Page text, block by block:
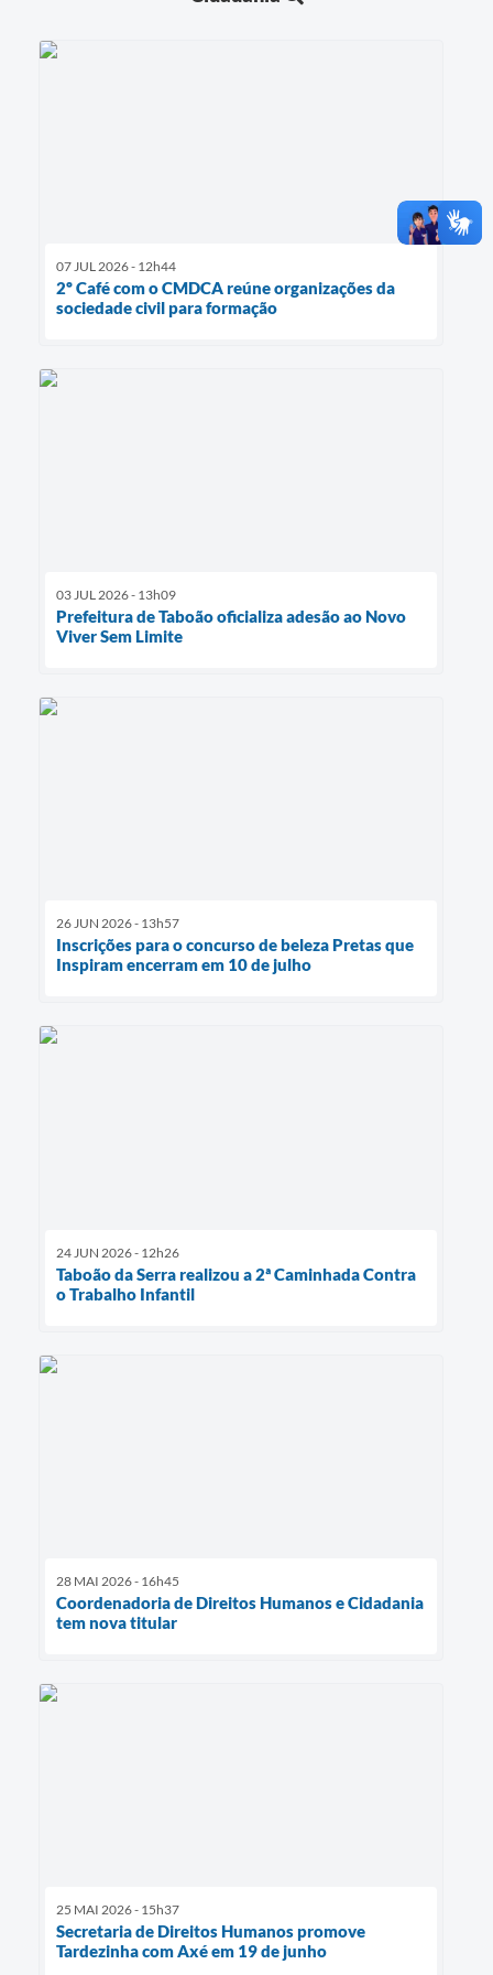
07 JUL 2026 - 12h44
2º Café com o CMDCA reúne organizações da
sociedade civil para formação
03 JUL 2026 - 13h09
Prefeitura de Taboão oficializa adesão ao Novo
Viver Sem Limite
26 JUN 2026 - 13h57
Inscrições para o concurso de beleza Pretas que
Inspiram encerram em 10 de julho
24 JUN 2026 - 12h26
Taboão da Serra realizou a 2ª Caminhada Contra
o Trabalho Infantil
28 MAI 2026 - 16h45
Coordenadoria de Direitos Humanos e Cidadania
tem nova titular
25 MAI 2026 - 15h37
Secretaria de Direitos Humanos promove
Tardezinha com Axé em 19 de junho